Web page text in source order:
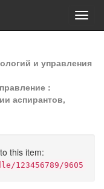
и управления
:
аспирантов,
this item:
9605